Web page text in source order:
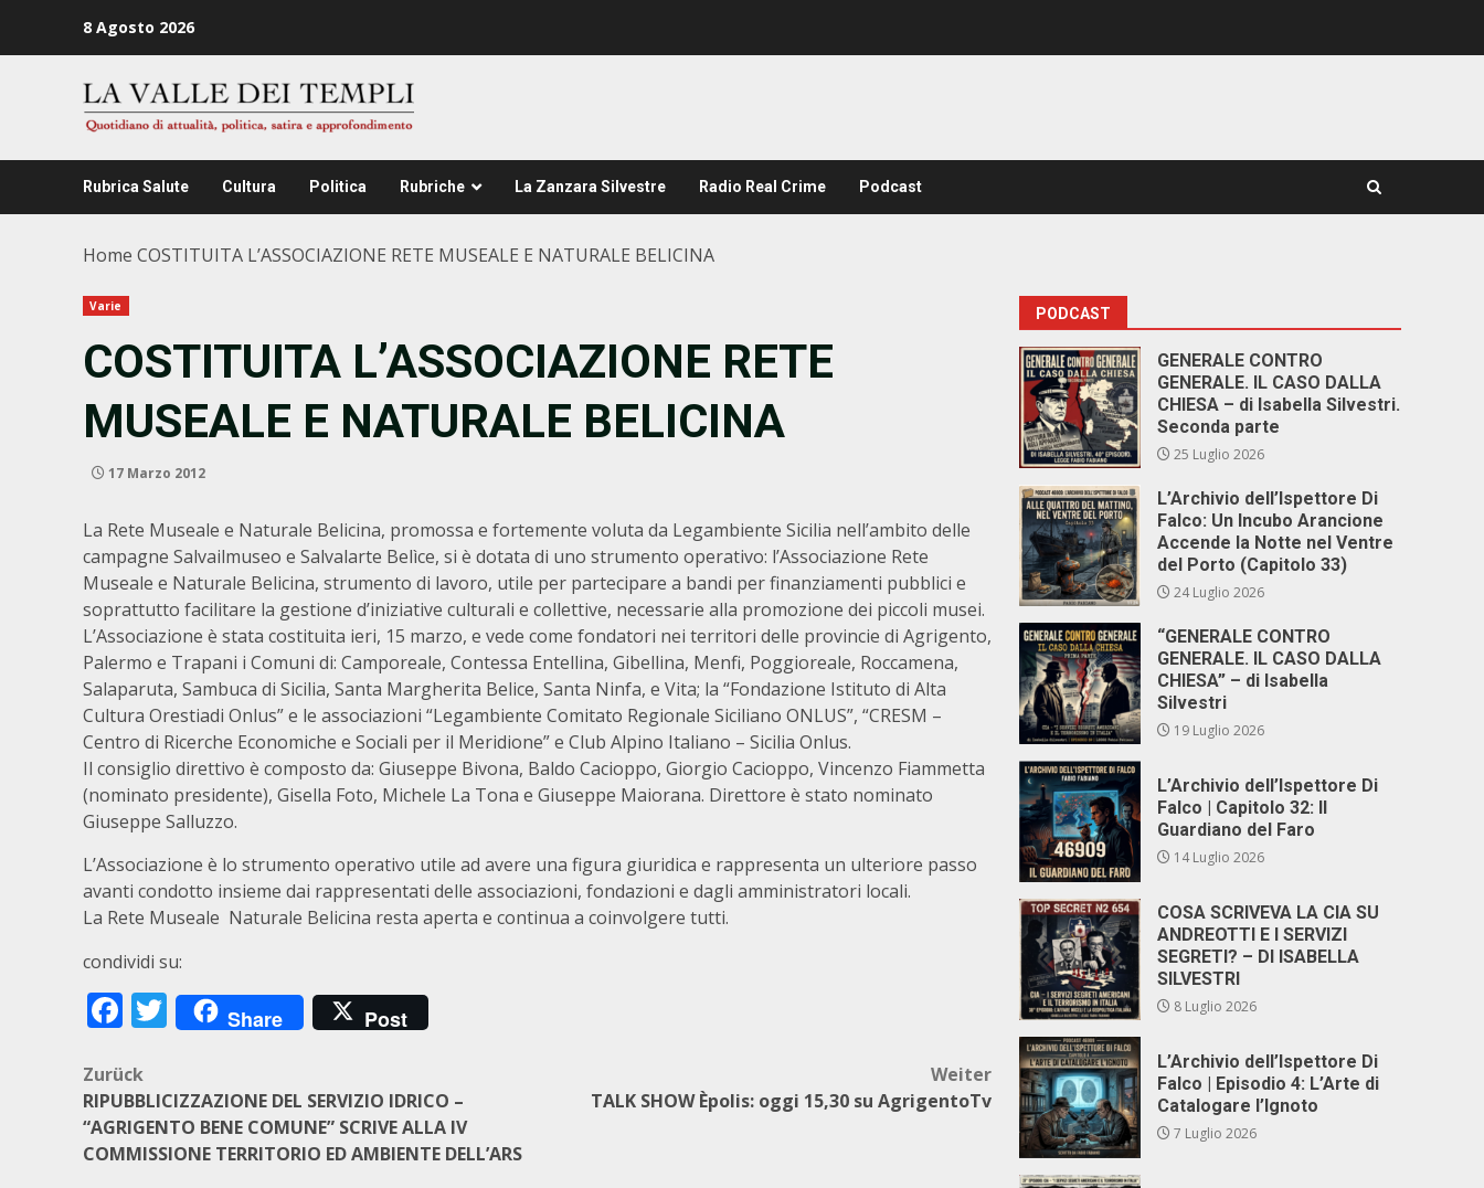
8 Agosto 2026
Rubrica Salute Cultura Politica Rubriche La Zanzara Silvestre Radio Real Crime Podcast
Home COSTITUITA L’ASSOCIAZIONE RETE MUSEALE E NATURALE BELICINA
Varie
COSTITUITA L’ASSOCIAZIONE RETE
MUSEALE E NATURALE BELICINA
17 Marzo 2012
La Rete Museale e Naturale Belicina, promossa e fortemente voluta da Legambiente Sicilia nell’ambito delle
campagne Salvailmuseo e Salvalarte Belìce, si è dotata di uno strumento operativo: l’Associazione Rete
Museale e Naturale Belicina, strumento di lavoro, utile per partecipare a bandi per finanziamenti pubblici e
soprattutto facilitare la gestione d’iniziative culturali e collettive, necessarie alla promozione dei piccoli musei.
L’Associazione è stata costituita ieri, 15 marzo, e vede come fondatori nei territori delle provincie di Agrigento,
Palermo e Trapani i Comuni di: Camporeale, Contessa Entellina, Gibellina, Menfi, Poggioreale, Roccamena,
Salaparuta, Sambuca di Sicilia, Santa Margherita Belice, Santa Ninfa, e Vita; la “Fondazione Istituto di Alta
Cultura Orestiadi Onlus” e le associazioni “Legambiente Comitato Regionale Siciliano ONLUS”, “CRESM –
Centro di Ricerche Economiche e Sociali per il Meridione” e Club Alpino Italiano – Sicilia Onlus.
Il consiglio direttivo è composto da: Giuseppe Bivona, Baldo Cacioppo, Giorgio Cacioppo, Vincenzo Fiammetta
(nominato presidente), Gisella Foto, Michele La Tona e Giuseppe Maiorana. Direttore è stato nominato
Giuseppe Salluzzo.
L’Associazione è lo strumento operativo utile ad avere una figura giuridica e rappresenta un ulteriore passo
avanti condotto insieme dai rappresentati delle associazioni, fondazioni e dagli amministratori locali.
La Rete Museale Naturale Belicina resta aperta e continua a coinvolgere tutti.
condividi su:
Facebook
Twitter
Share Post
Beitragsnavigation
Zurück
RIPUBBLICIZZAZIONE DEL SERVIZIO IDRICO –
“AGRIGENTO BENE COMUNE” SCRIVE ALLA IV
COMMISSIONE TERRITORIO ED AMBIENTE DELL’ARS
Weiter
TALK SHOW Èpolis: oggi 15,30 su AgrigentoTv
PODCAST
GENERALE CONTRO
GENERALE. IL CASO DALLA
CHIESA – di Isabella Silvestri.
Seconda parte
25 Luglio 2026
L’Archivio dell’Ispettore Di
Falco: Un Incubo Arancione
Accende la Notte nel Ventre
del Porto (Capitolo 33)
24 Luglio 2026
“GENERALE CONTRO
GENERALE. IL CASO DALLA
CHIESA” – di Isabella
Silvestri
19 Luglio 2026
L’Archivio dell’Ispettore Di
Falco | Capitolo 32: Il
Guardiano del Faro
14 Luglio 2026
COSA SCRIVEVA LA CIA SU
ANDREOTTI E I SERVIZI
SEGRETI? – DI ISABELLA
SILVESTRI
8 Luglio 2026
L’Archivio dell’Ispettore Di
Falco | Episodio 4: L’Arte di
Catalogare l’Ignoto
7 Luglio 2026